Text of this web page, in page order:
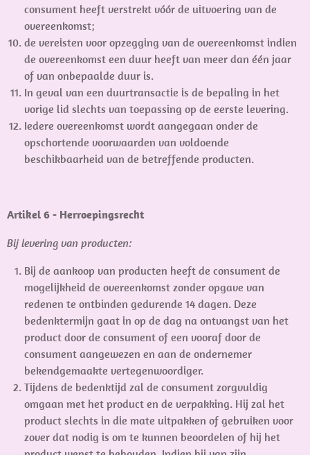
consument heeft verstrekt vóór de uitvoering van de
overeenkomst;
de vereisten voor opzegging van de overeenkomst indien
de overeenkomst een duur heeft van meer dan één jaar
of van onbepaalde duur is.
In geval van een duurtransactie is de bepaling in het
vorige lid slechts van toepassing op de eerste levering.
Iedere overeenkomst wordt aangegaan onder de
opschortende voorwaarden van voldoende
beschikbaarheid van de betreffende producten.
Artikel 6 - Herroepingsrecht
Bij levering van producten:
Bij de aankoop van producten heeft de consument de
mogelijkheid de overeenkomst zonder opgave van
redenen te ontbinden gedurende 14 dagen. Deze
bedenktermijn gaat in op de dag na ontvangst van het
product door de consument of een vooraf door de
consument aangewezen en aan de ondernemer
bekendgemaakte vertegenwoordiger.
Tijdens de bedenktijd zal de consument zorgvuldig
omgaan met het product en de verpakking. Hij zal het
product slechts in die mate uitpakken of gebruiken voor
zover dat nodig is om te kunnen beoordelen of hij het